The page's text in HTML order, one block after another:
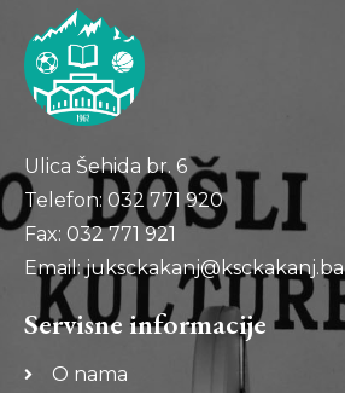
Ulica Šehida br. 6
Telefon: 032 771 920
Fax: 032 771 921
Email: juksckakanj@ksckakanj.ba
Servisne informacije
O nama